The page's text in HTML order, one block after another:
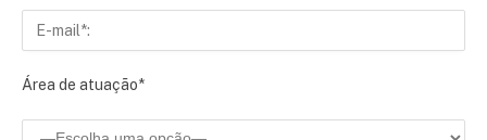
Área de atuação*